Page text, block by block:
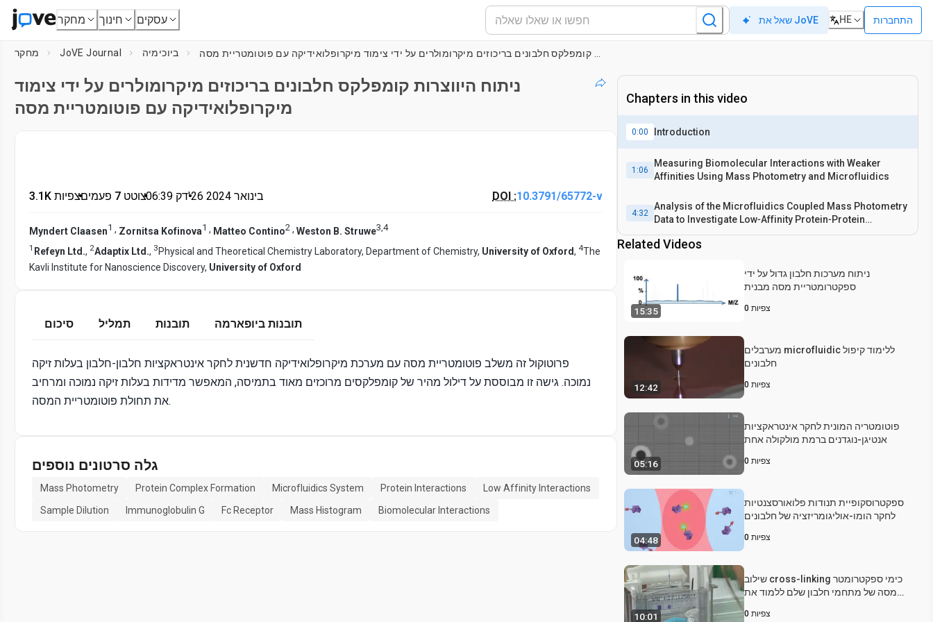
מחקר חינוך עסקים שאל את JoVE HE התחברות
מחקר JoVE Journal ביוכימיה
ניתוח היווצרות קומפלקס חלבונים בריכוזים מיקרומולרים על ידי צימוד
מיקרופלואידיקה עם פוטומטריית מסה
3.1K צפיות• צוטט 7 פעמים•06:39 דק'
• 26 בינואר 2024 DOI :10.3791/65772-v
Myndert Claasen1 , Zornitsa Kofinova1 , Matteo Contino2 , Weston B. Struwe3,4
1 Refeyn Ltd., 2Adaptix Ltd., 3 Physical and Theoretical Chemistry Laboratory, Department of Chemistry, University of Oxford, 4The
Kavli Institute for Nanoscience Discovery, University of Oxford
סיכום תמליל תובנות תובנות ביופארמה
פרוטוקול זה משלב פוטומטריית מסה עם מערכת מיקרופלואידיקה חדשנית לחקר אינטראקציות חלבון-חלבון בעלות זיקה
נמוכה. גישה זו מבוססת על דילול מהיר של קומפלקסים מרוכזים מאוד בתמיסה, המאפשר מדידות בעלות זיקה נמוכה ומרחיב
את תחולת פוטומטריית המסה.
גלה סרטונים נוספים
Mass Photometry Protein Complex Formation Microfluidics System Protein Interactions
Low Affinity Interactions
Sample Dilution
Immunoglobulin G Fc Receptor Mass Histogram Biomolecular Interactions
Chapters in this video
0:00 Introduction
1:06
Measuring Biomolecular Interactions with Weaker
Affinities Using Mass Photometry and Microfluidics
4:32
Analysis of the Microfluidics Coupled Mass Photometry
Data to Investigate Low‐Affinity Protein‐Protein
Interactions
Related Videos
15:35
ניתוח מערכות חלבון גדול על ידי
ספקטרומטריית מסה מבנית
0 צפיות
12:42
מערבלים microfluidic ללימוד קיפול
חלבונים
0 צפיות
05:16
פוטומטריה המונית לחקר אינטראקציות
אנטיגן-נוגדנים ברמת מולקולה אחת
0 צפיות
04:48
ספקטרוסקופיית תנודות פלואורסצנטיות
לחקר הומו-אוליגומריזציה של חלבונים
0 צפיות
10:01
שילוב cross-linking כימי ספקטרומטר
מסה של מתחמי חלבון שלם ללמוד את
להרכבות
0 צפיות